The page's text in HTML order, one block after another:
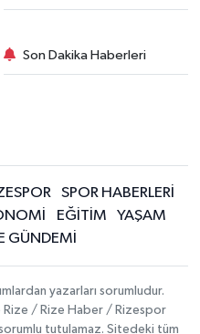
Son Dakika Haberleri
SPOR HABERLERİ
EĞİTİM
YAŞAM
GÜNDEMİ
yazarları sorumludur.
Rize / Rize Haber / Rizespor
tutulamaz. Sitedeki tüm